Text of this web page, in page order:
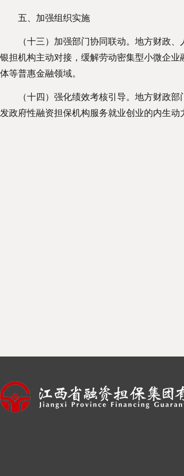
五、加强组织实施
（十三）加强部门协同联动。地方财政、
银担机构主动对接，缓解劳动密集型小微企
体等普惠金融领域。
（十四）强化绩效考核引导。地方财政部
发政府性融资担保机构服务就业创业的内生动